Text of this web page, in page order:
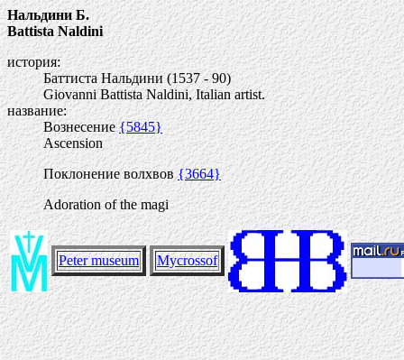
Нальдини Б.
Battista Naldini
история:
Баттиста Нальдини (1537 - 90)
Giovanni Battista Naldini, Italian artist.
название:
Вознесение{5845}
Ascension
Поклонение волхвов{3664}
Adoration of the magi
Peter museum Mycrossof